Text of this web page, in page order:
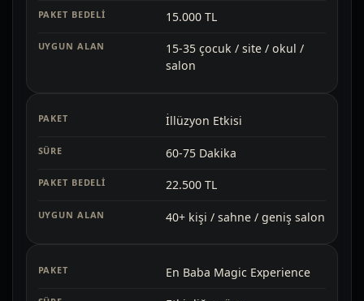
15.000 TL
15-35 çocuk / site / okul /
salon
İllüzyon Etkisi
60-75 Dakika
22.500 TL
40+ kişi / sahne / geniş salon
En Baba Magic Experience